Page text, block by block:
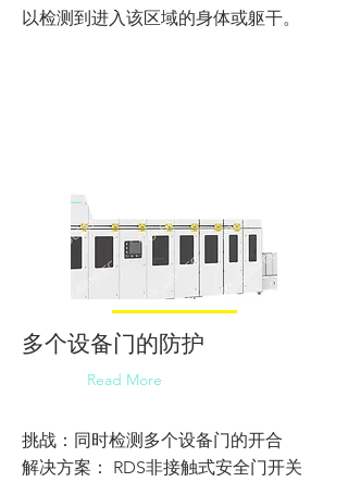
以检测到进入该区域的身体或躯干。
多个设备门的防护
Read More
挑战：同时检测多个设备门的开合
解决方案： RDS非接触式安全门开关